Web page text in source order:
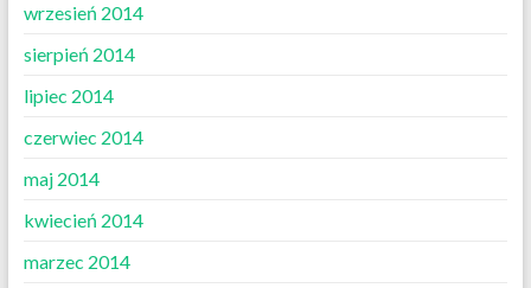
wrzesień 2014
sierpień 2014
lipiec 2014
czerwiec 2014
maj 2014
kwiecień 2014
marzec 2014